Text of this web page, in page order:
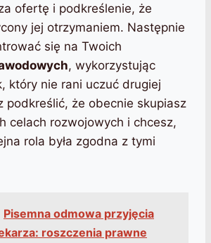
ofertę i podkreślenie, że
jej otrzymaniem. Następnie
się na Twoich
, wykorzystując
który nie rani uczuć drugiej
podkreślić, że obecnie skupiasz
celach rozwojowych i chcesz,
rola była zgodna z tymi
Pisemna odmowa przyjęcia
roszczenia prawne